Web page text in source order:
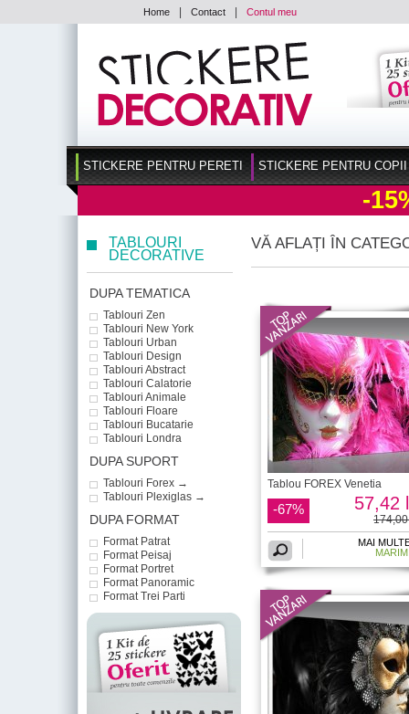
Home Contact Contul meu
STICKERE PENTRU PERETI STICKERE PENTRU COPII
-
TABLOURI
DECORATIVE
DUPA TEMATICA
Tablouri Zen
Tablouri New York
Tablouri Urban
Tablouri Design
Tablouri Abstract
Tablouri Calatorie
Tablouri Animale
Tablouri Floare
Tablouri Bucatarie
Tablouri Londra
DUPA SUPORT
Tablouri Forex →
Tablouri Plexiglas →
DUPA FORMAT
Format Patrat
Format Peisaj
Format Portret
Format Panoramic
Format Trei Parti
VĂ AFLAȚI ÎN
Tablou FOREX Venetia
-67% 57,42
MAI